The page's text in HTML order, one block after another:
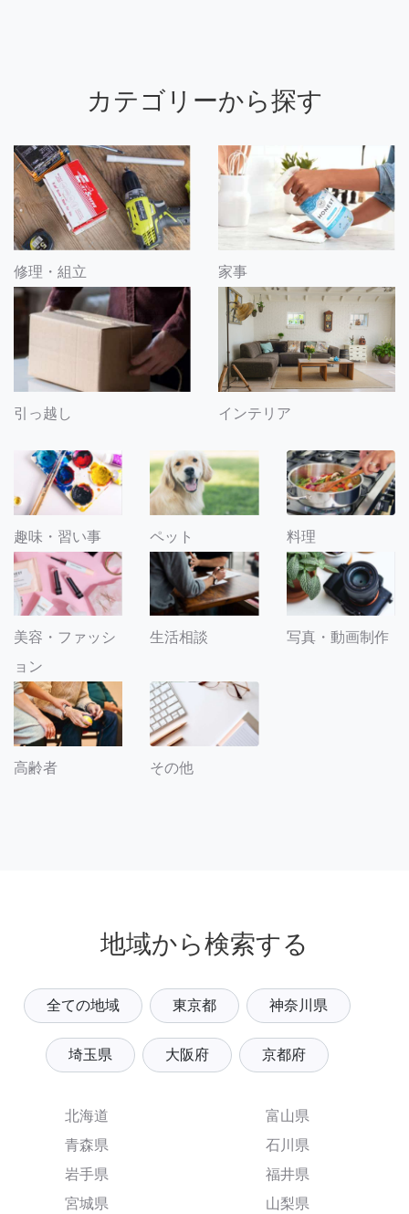
カテゴリーから探す
修理・組立 家事
引っ越し インテリア
趣味・習い事 ペット 料理
美容・ファッシ
ョン
生活相談 写真・動画制作
高齢者 その他
地域から検索する
全ての地域 東京都 神奈川県
埼玉県 大阪府 京都府
北海道
青森県
岩手県
宮城県
富山県
石川県
福井県
山梨県